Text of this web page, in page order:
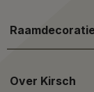
Over Kirsch